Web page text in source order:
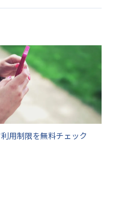
用制限を無料チェック